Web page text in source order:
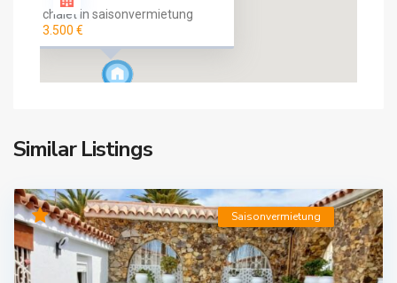
chalet in saisonvermietung
3.500 €
Similar Listings
Saisonvermietung